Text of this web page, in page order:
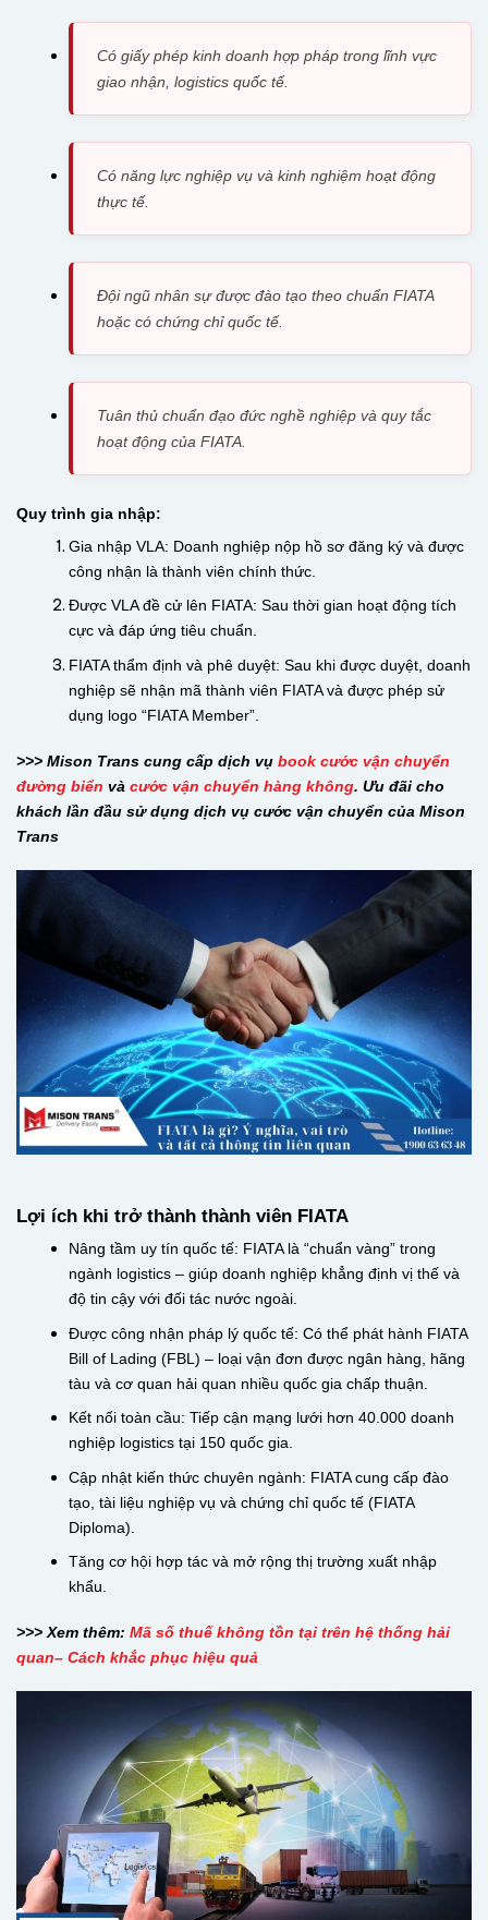
Có giấy phép kinh doanh hợp pháp trong lĩnh vực
giao nhận, logistics quốc tế.
Có năng lực nghiệp vụ và kinh nghiệm hoạt động
thực tế.
Đội ngũ nhân sự được đào tạo theo chuẩn FIATA
hoặc có chứng chỉ quốc tế.
Tuân thủ chuẩn đạo đức nghề nghiệp và quy tắc
hoạt động của FIATA.
Quy trình gia nhập:
Gia nhập VLA: Doanh nghiệp nộp hồ sơ đăng ký và được
công nhận là thành viên chính thức.
Được VLA đề cử lên FIATA: Sau thời gian hoạt động tích
cực và đáp ứng tiêu chuẩn.
FIATA thẩm định và phê duyệt: Sau khi được duyệt, doanh
nghiệp sẽ nhận mã thành viên FIATA và được phép sử
dụng logo “FIATA Member”.
>>> Mison Trans cung cấp dịch vụ book cước vận chuyển
đường biển và cước vận chuyển hàng không. Ưu đãi cho
khách lần đầu sử dụng dịch vụ cước vận chuyển của Mison
Trans
Lợi ích khi trở thành thành viên FIATA
Nâng tầm uy tín quốc tế: FIATA là “chuẩn vàng” trong
ngành logistics – giúp doanh nghiệp khẳng định vị thế và
độ tin cậy với đối tác nước ngoài.
Được công nhận pháp lý quốc tế: Có thể phát hành FIATA
Bill of Lading (FBL) – loại vận đơn được ngân hàng, hãng
tàu và cơ quan hải quan nhiều quốc gia chấp thuận.
Kết nối toàn cầu: Tiếp cận mạng lưới hơn 40.000 doanh
nghiệp logistics tại 150 quốc gia.
Cập nhật kiến thức chuyên ngành: FIATA cung cấp đào
tạo, tài liệu nghiệp vụ và chứng chỉ quốc tế (FIATA
Diploma).
Tăng cơ hội hợp tác và mở rộng thị trường xuất nhập
khẩu.
>>> Xem thêm: Mã số thuế không tồn tại trên hệ thống hải
quan– Cách khắc phục hiệu quả